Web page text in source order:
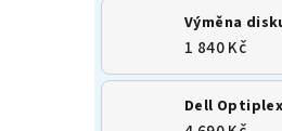
1 840 Kč